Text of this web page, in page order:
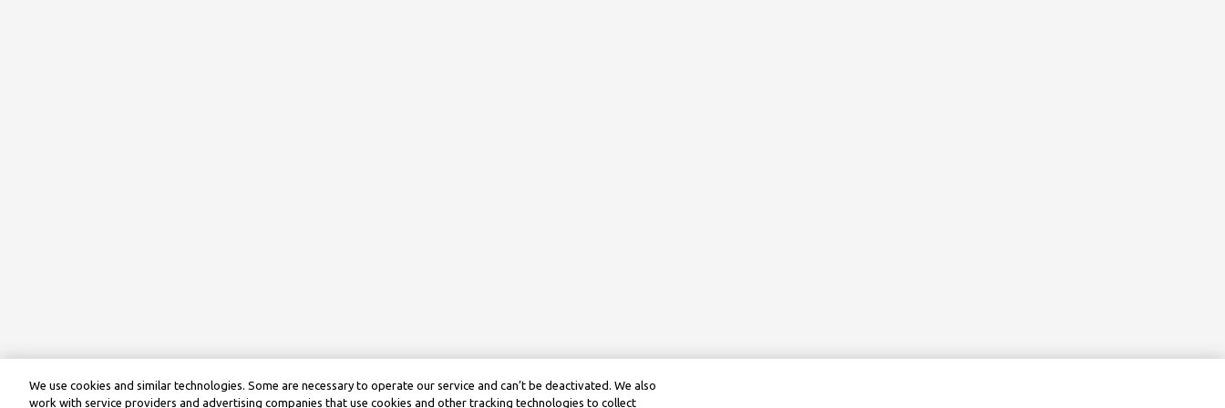
We use cookies and similar technologies. Some are necessary to operate our service and can’t be deactivated. We also
work with service providers and advertising companies that use cookies and other tracking technologies to collect